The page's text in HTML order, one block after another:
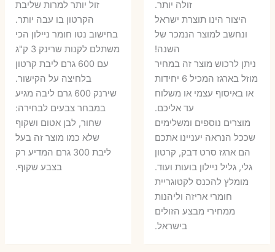
זולה יותר.
היצור הינו תוצרת ישראל
ונחשב למוצר הנמכר של
השנה!
ניתן לרכוש מוצר זה במחיר
מוזל בארגז המכיל 6 יחידות
או באיסוף עצמי או משלוח
עד אליכם.
מוצרים נוספים ומשלימים
שככל הנראה יעניינו אתכם
הם ארגז סרט דבק, קרטון
גלי, גליל ניילון בועות ועוד.
מומלץ להכנס לקטוגריית
חומרי אריזה וליהנות
ממחירי מבצע הזולים
בישראל.
זול יותר למרות שליבת
הקרטון בו עבה יותר.
בחישוב נטו חומר ניילון הכי
משתלם לקנות שרינק 3 ק"ג
עם 600 גרם ליבת קרטון
בלחיצה על הקישור.
שירנק 600 גרם ליבה מגיע
במבחר צבעים לבחירה:
שחור, לבן אטום ושקוף
שלא כמו מוצר זה בעל
ליבת 300 גרם המדיע רק
בצבע שקוף.